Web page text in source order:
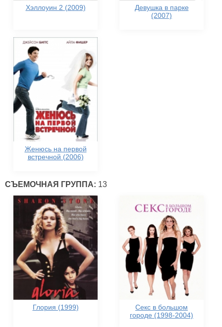
Хэллоуин 2 (2009)
Девушка в парке
(2007)
Женюсь на первой
встречной (2006)
СЪЕМОЧНАЯ ГРУППА: 13
Глория (1999)
Секс в большом
городе (1998-2004)